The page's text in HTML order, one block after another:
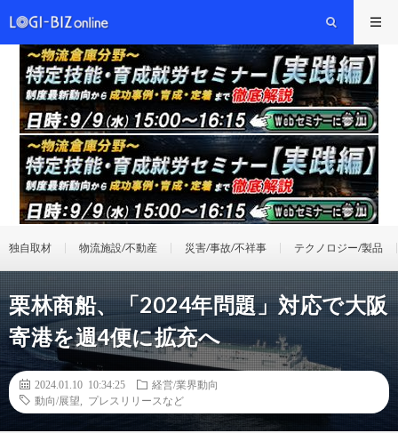
独自取材 物流施設/不動産 災害/事故/不祥事 テクノロジー/製品
栗林商船、「2024年問題」対応で大阪
寄港を週4便に拡充へ
2024.01.10 10:34:25
経営/業界動向
動向/展望
プレスリリースなど